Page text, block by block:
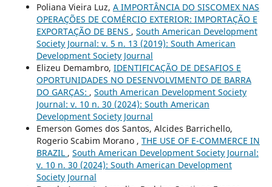
Poliana Vieira Luz, A IMPORTÂNCIA DO SISCOMEX NAS
OPERAÇÕES DE COMÉRCIO EXTERIOR: IMPORTAÇÃO E
EXPORTAÇÃO DE BENS , South American Development
Society Journal: v. 5 n. 13 (2019): South American
Development Society Journal
Elizeu Demambro, IDENTIFICAÇÃO DE DESAFIOS E
OPORTUNIDADES NO DESENVOLVIMENTO DE BARRA
DO GARÇAS: , South American Development Society
Journal: v. 10 n. 30 (2024): South American
Development Society Journal
Emerson Gomes dos Santos, Alcides Barrichello,
Rogerio Scabim Morano , THE USE OF E-COMMERCE IN
BRAZIL , South American Development Society Journal:
v. 10 n. 30 (2024): South American Development
Society Journal